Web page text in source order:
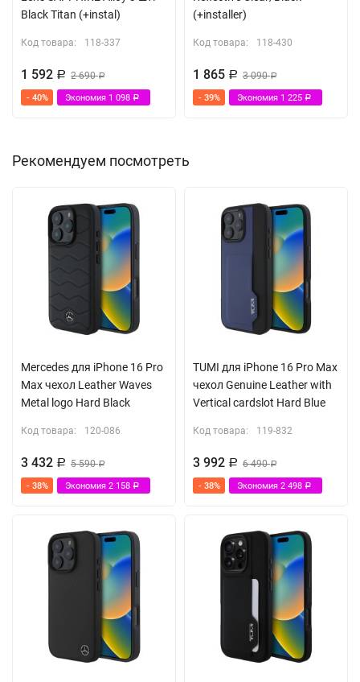
Black Titan (+instal)
Код товара: 118-337
1 592 Р 2 690Р
- 40% Экономия 1 098 Р
(+installer)
Код товара: 118-430
1 865 Р 3 090Р
- 39% Экономия 1 225 Р
Рекомендуем посмотреть
Mercedes для iPhone 16 Pro
Max чехол Leather Waves
Metal logo Hard Black
Код товара: 120-086
3 432 Р 5 590Р
- 38% Экономия 2 158 Р
TUMI для iPhone 16 Pro Max
чехол Genuine Leather with
Vertical cardslot Hard Blue
Код товара: 119-832
3 992 Р 6 490Р
- 38% Экономия 2 498 Р